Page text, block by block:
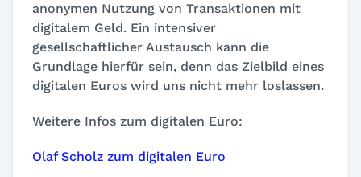
anonymen Nutzung von Transaktionen mit
digitalem Geld. Ein intensiver
gesellschaftlicher Austausch kann die
Grundlage hierfür sein, denn das Zielbild eines
digitalen Euros wird uns nicht mehr loslassen.
Weitere Infos zum digitalen Euro:
Olaf Scholz zum digitalen Euro